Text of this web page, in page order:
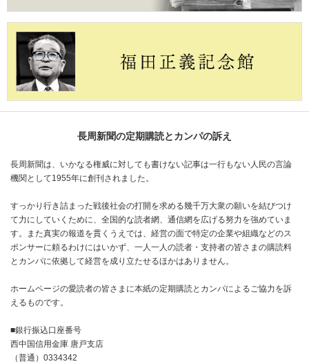
長周新聞の定期購読とカンパの訴え
長周新聞は、いかなる権威に対しても書けない記事は一行もない人民の言論
機関として1955年に創刊されました。
すっかり行き詰まった戦後社会の打開を求める幾千万大衆の願いを結びつけ
て力にしていくために、全国的な読者網、通信網を広げる努力を強めていま
す。また真実の報道を貫くうえでは、経営の面で特定の企業や組織などのス
ポンサーに頼るわけにはいかず、一人一人の読者・支持者の皆さまの購読料
とカンパに依拠して経営を成り立たせるほかはありません。
ホームページの愛読者の皆さまに本紙の定期購読とカンパによるご協力を訴
えるものです。
■銀行振込口座番号
西中国信用金庫 唐戸支店
（普通）0334342